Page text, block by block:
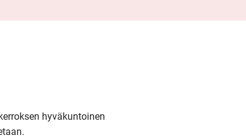
hyväkuntoinen